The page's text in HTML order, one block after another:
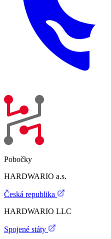
Pobočky
HARDWARIO a.s.
Česká republika
HARDWARIO LLC
Spojené státy